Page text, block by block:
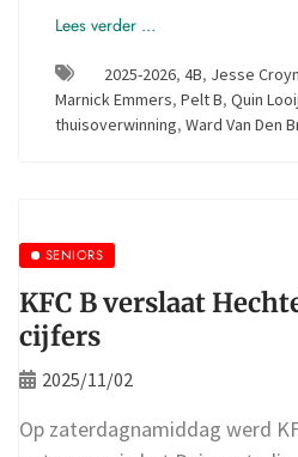
Lees verder ...
2025-2026, 4B, Jesse
Marnick Emmers, Pelt B, Quin
thuisoverwinning, Ward Van Den
SENIORS
KFC B verslaat
cijfers
2025/11/02
Op zaterdagnamiddag werd